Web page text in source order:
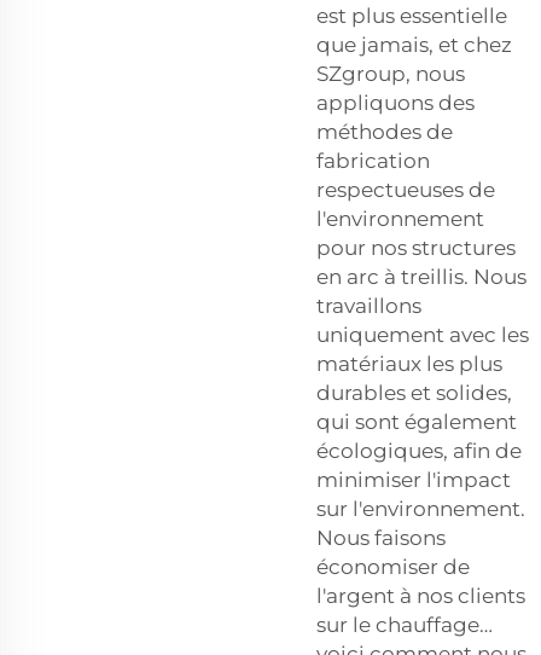
est plus essentielle
que jamais, et chez
SZgroup, nous
appliquons des
méthodes de
fabrication
respectueuses de
l'environnement
pour nos structures
en arc à treillis. Nous
travaillons
uniquement avec les
matériaux les plus
durables et solides,
qui sont également
écologiques, afin de
minimiser l'impact
sur l'environnement.
Nous faisons
économiser de
l'argent à nos clients
sur le chauffage…